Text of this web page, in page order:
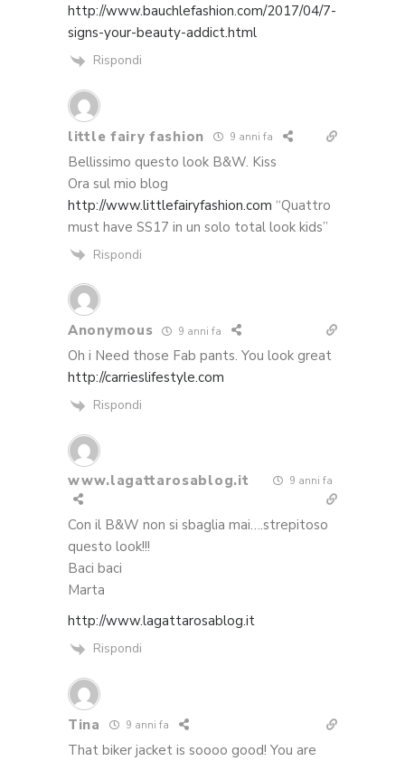
http://www.bauchlefashion.com/2017/04/7-
signs-your-beauty-addict.html
Rispondi
little fairy fashion 9 anni fa
Bellissimo questo look B&W. Kiss
Ora sul mio blog
http://www.littlefairyfashion.com “Quattro
must have SS17 in un solo total look kids”
Rispondi
Anonymous 9 anni fa
Oh i Need those Fab pants. You look great
http://carrieslifestyle.com
Rispondi
www.lagattarosablog.it 9 anni fa
Con il B&W non si sbaglia mai….strepitoso
questo look!!!
Baci baci
Marta
http://www.lagattarosablog.it
Rispondi
Tina 9 anni fa
That biker jacket is soooo good! You are